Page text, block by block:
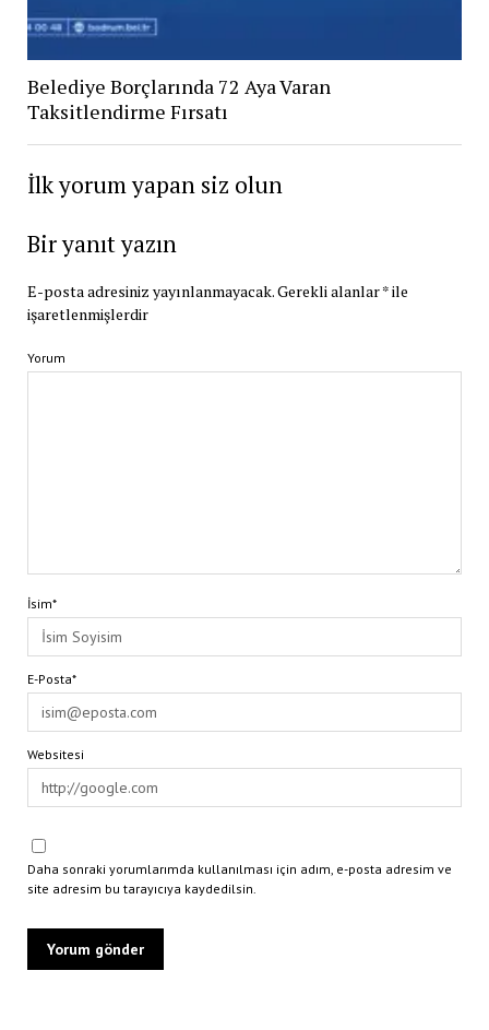
Belediye Borçlarında 72 Aya Varan
Taksitlendirme Fırsatı
İlk yorum yapan siz olun
Bir yanıt yazın
E-posta adresiniz yayınlanmayacak.Gerekli alanlar*ile
işaretlenmişlerdir
Yorum
İsim*
E-Posta*
Websitesi
Daha sonraki yorumlarımda kullanılması için adım, e-posta adresim ve
site adresim bu tarayıcıya kaydedilsin.